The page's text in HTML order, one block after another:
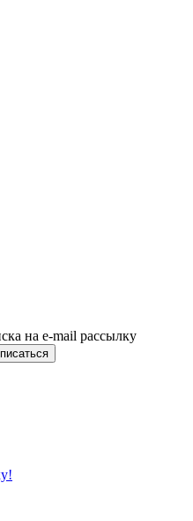
на e-mail рассылку